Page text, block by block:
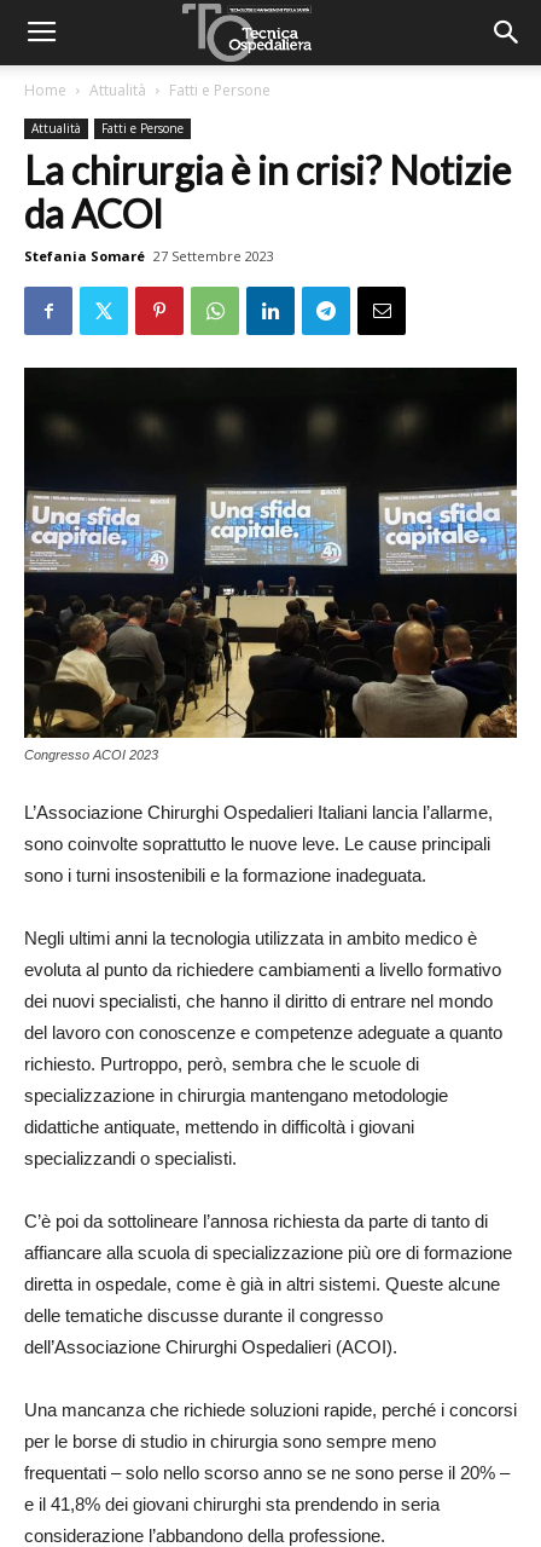
Home Attualità Fatti e Persone
Attualità Fatti e Persone
La chirurgia è in crisi? Notizie
da ACOI
Stefania Somaré 27 Settembre 2023
Congresso ACOI 2023
L’Associazione Chirurghi Ospedalieri Italiani lancia l’allarme,
sono coinvolte soprattutto le nuove leve. Le cause principali
sono i turni insostenibili e la formazione inadeguata.
Negli ultimi anni la tecnologia utilizzata in ambito medico è
evoluta al punto da richiedere cambiamenti a livello formativo
dei nuovi specialisti, che hanno il diritto di entrare nel mondo
del lavoro con conoscenze e competenze adeguate a quanto
richiesto. Purtroppo, però, sembra che le scuole di
specializzazione in chirurgia mantengano metodologie
didattiche antiquate, mettendo in difficoltà i giovani
specializzandi o specialisti.
C’è poi da sottolineare l’annosa richiesta da parte di tanto di
affiancare alla scuola di specializzazione più ore di formazione
diretta in ospedale, come è già in altri sistemi. Queste alcune
delle tematiche discusse durante il congresso
dell’Associazione Chirurghi Ospedalieri (ACOI).
Una mancanza che richiede soluzioni rapide, perché i concorsi
per le borse di studio in chirurgia sono sempre meno
frequentati – solo nello scorso anno se ne sono perse il 20% –
e il 41,8% dei giovani chirurghi sta prendendo in seria
considerazione l’abbandono della professione.